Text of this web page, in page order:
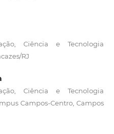
Ciência e Tecnologia
RJ
Ciência e Tecnologia
Campos-Centro, Campos